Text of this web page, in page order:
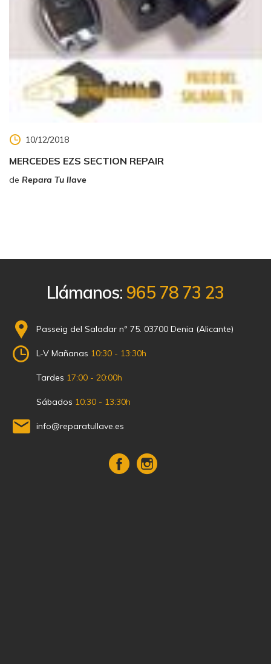
10/12/2018
MERCEDES EZS SECTION REPAIR
de Repara Tu llave
Llámanos: 965 78 73 23
Passeig del Saladar nº 75. 03700 Denia (Alicante)
L-V Mañanas 10:30 - 13:30h
Tardes 17:00 - 20:00h
Sábados 10:30 - 13:30h
info@reparatullave.es